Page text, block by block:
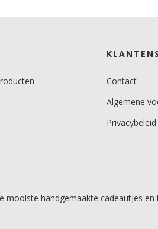
Contact
Algemene
Privacybeleid
handgemaakte cadeautjes en